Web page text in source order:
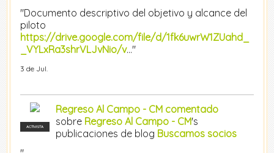
"Documento descriptivo del objetivo y alcance del
piloto
https://drive.google.com/file/d/1fk6uwrW1ZUahd_
_VYLxRa3shrVLJvNio/v..."
3 de Jul.
ACTIVISTA
Regreso Al Campo - CM comentado
sobre Regreso Al Campo - CM's
publicaciones de blog Buscamos socios